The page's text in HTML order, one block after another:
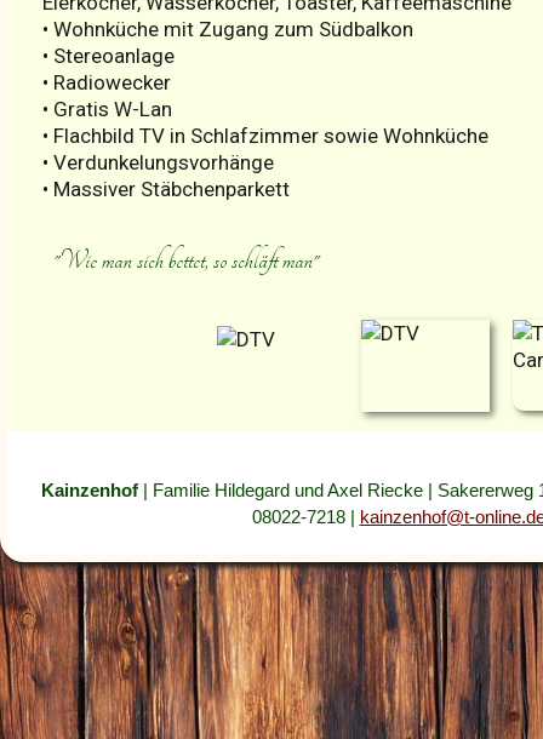
• Wohnküche mit Zugang zum Südbalkon
• Stereoanlage
• Radiowecker
• Gratis W-Lan
• Flachbild TV in Schlafzimmer sowie Wohnküche
• Verdunkelungsvorhänge
• Massiver Stäbchenparkett
"Wie man sich bettet, so schläft man"
Kainzenhof | Familie Hildegard und Axel Riecke | Sakererweg
08022-7218 | kainzenhof@t-